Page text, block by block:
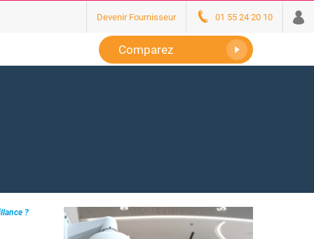
Devenir Fournisseur 01 55 24 20 10
Comparez
?